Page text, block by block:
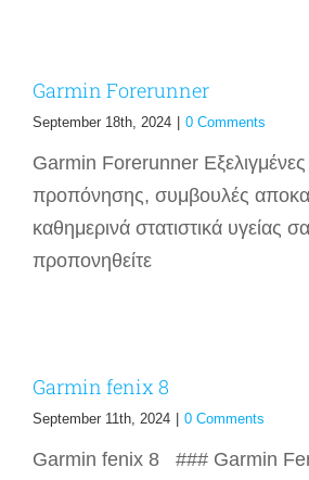
Garmin Forerunner
September 18th, 2024 0 Comments
Garmin Forerunner Εξελιγμένες
προπόνησης, συμβουλές
καθημερινά στατιστικά υγείας
προπονηθείτε
Garmin fenix 8
September 11th, 2024 0 Comments
Garmin fenix 8 ### Garmin